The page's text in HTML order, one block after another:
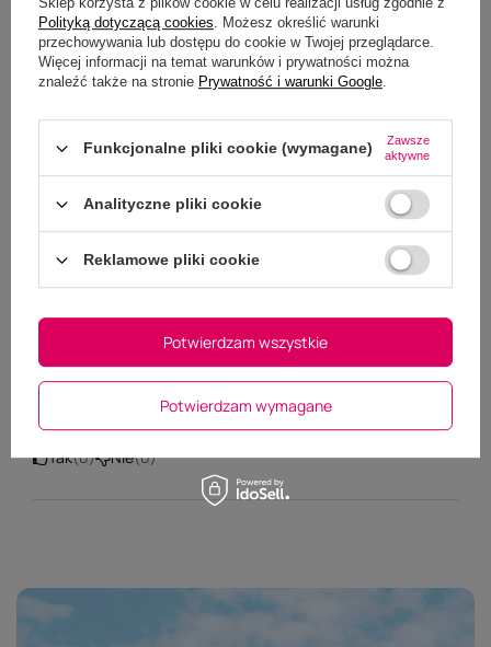
5.00
Liczba wystawionych opinii: 1
Napisz swoją opinię
Pokaż tylko opinie potwierdzone zakupem
(0)
(0)
(0)
Kliknij w ocenę aby filtrować opinie
OPINIA POTWIERDZONA ZAKUPEM
Przepiękny kantar, wysoka jakość wykonania -
dziękuję :)
Małgorzata, Tychy
Czy ta opinia była pomocna?
Tak 0 Nie 0
Polityką dotyczącą cookies. Możesz określić warunki
przechowywania lub dostępu do cookie w Twojej przeglądarce.
Więcej informacji na temat warunków i prywatności można
znaleźć także na stronie Prywatność i warunki Google.
Funkcjonalne pliki cookie (wymagane)
Zawsze
aktywne
Analityczne pliki cookie
Reklamowe pliki cookie
Potwierdzam wymagane
Potwierdzam wszystkie